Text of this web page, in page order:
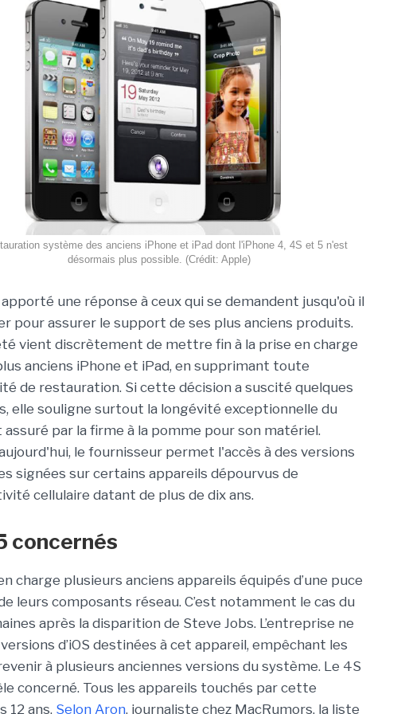
système des anciens iPhone et iPad dont l'iPhone 4, 4S et 5 n'est
désormais plus possible. (Crédit: Apple)
apporté une réponse à ceux qui se demandent jusqu'où il
pour assurer le support de ses plus anciens produits.
vient discrètement de mettre fin à la prise en charge
anciens iPhone et iPad, en supprimant toute
de restauration. Si cette décision a suscité quelques
elle souligne surtout la longévité exceptionnelle du
par la firme à la pomme pour son matériel.
le fournisseur permet l'accès à des versions
signées sur certains appareils dépourvus de
cellulaire datant de plus de dix ans.
concernés
charge plusieurs anciens appareils équipés d’une puce
leurs composants réseau. C’est notamment le cas du
après la disparition de Steve Jobs. L’entreprise ne
d’iOS destinées à cet appareil, empêchant les
à plusieurs anciennes versions du système. Le 4S
concerné. Tous les appareils touchés par cette
12 ans. Selon Aron, journaliste chez MacRumors, la liste